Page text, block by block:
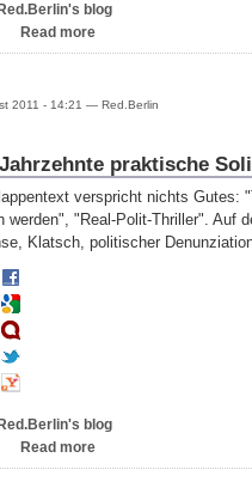
Red.Berlin's blog
Read more
2011 - 14:21 — Red.Berlin
praktische
verspricht nichts Gutes:
werden", "Real-Polit-Thriller". Auf
Klatsch, politischer
Red.Berlin's blog
Read more